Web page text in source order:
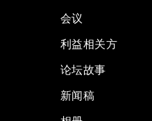
会议
利益相关方
论坛故事
新闻稿